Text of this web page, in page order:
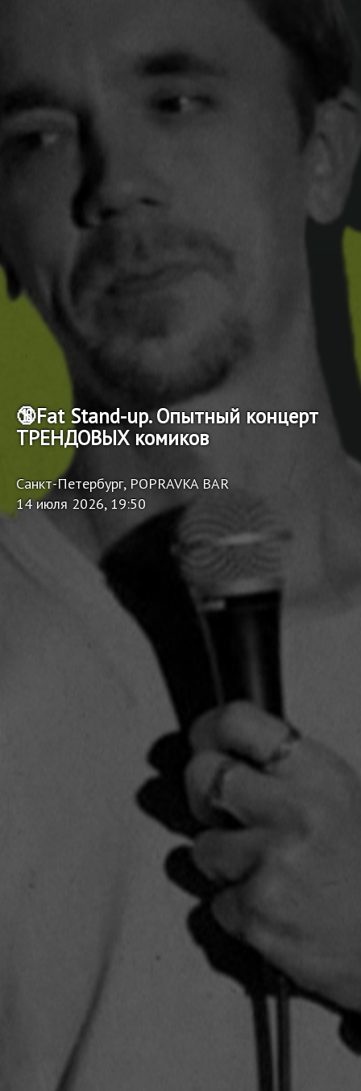
🔞Fat Stand-up. Опытный концерт
ТРЕНДОВЫХ комиков
Санкт-Петербург, POPRAVKA BAR
14 июля 2026, 19:50